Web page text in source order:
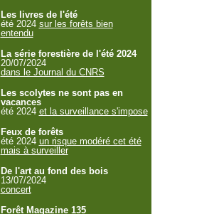
Les livres de l'été
été 2024 sur les forêts bien
entendu
La série forestière de l'été 2024
20/07/2024
dans le Journal du CNRS
Les scolytes ne sont pas en
vacances
été 2024 et la surveillance s'impose
Feux de forêts
été 2024 un risque modéré cet été
mais à surveiller
De l'art au fond des bois
13/07/2024
concert
Forêt Magazine 135